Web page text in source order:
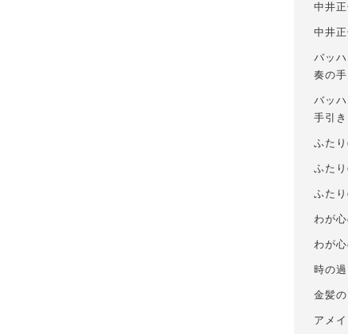
中井
中井
バッ
奏の手
バッ
手引き
ふた
ふた
ふた
わが
わが
時の
金髪
アメ